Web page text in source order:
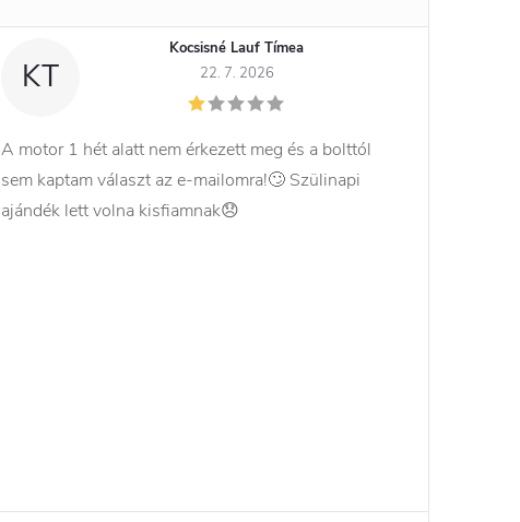
KT
Kocsisné Lauf Tímea
22. 7. 2026
A motor 1 hét alatt nem érkezett meg és a bolttól
sem kaptam választ az e-mailomra!🙄 Szülinapi
ajándék lett volna kisfiamnak😞